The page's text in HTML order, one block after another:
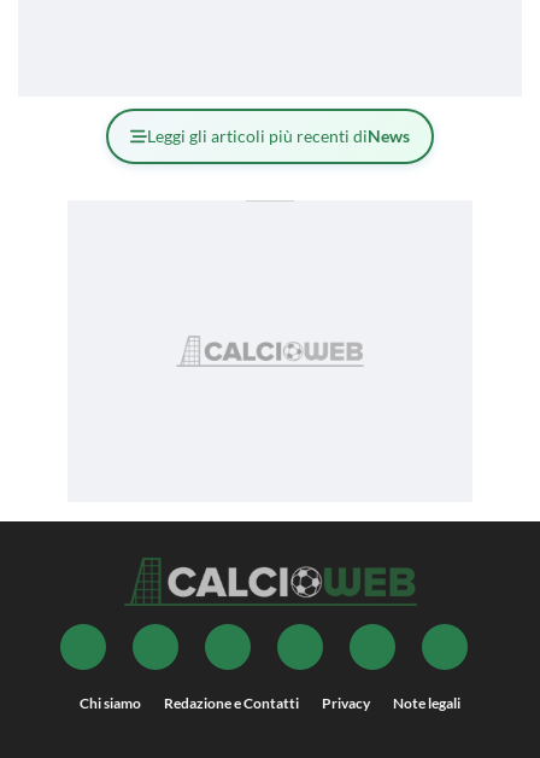
Leggi gli articoli più recenti diNews
Chi siamo Redazione e Contatti Privacy Note legali